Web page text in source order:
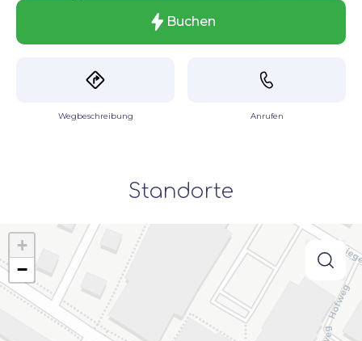
Buchen
Wegbeschreibung Anrufen
Standorte
+
−